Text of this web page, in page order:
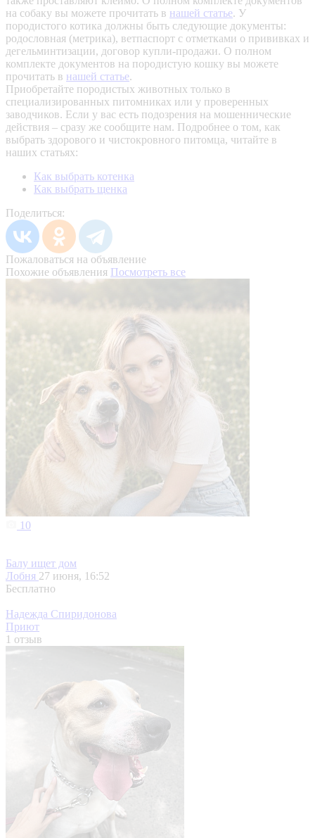
на собаку вы можете прочитать в нашей статье. У
породистого котика должны быть следующие документы:
родословная (метрика), ветпаспорт с отметками о прививках и
дегельминтизации, договор купли-продажи. О полном
комплекте документов на породистую кошку вы можете
прочитать в нашей статье.
Приобретайте породистых животных только в
специализированных питомниках или у проверенных
заводчиков. Если у вас есть подозрения на мошеннические
действия – сразу же сообщите нам. Подробнее о том, как
выбрать здорового и чистокровного питомца, читайте в
наших статьях:
Как выбрать котенка
Как выбрать щенка
Поделиться:
Пожаловаться на объявление
Похожие объявления Посмотреть все
10
Балу ищет дом
Лобня 27 июня, 16:52
Бесплатно
Надежда Спиридонова
Приют
1 отзыв